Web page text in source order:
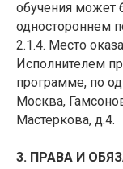
обучения может
одностороннем
2.1.4. Место
Исполнителем
программе, по
Москва,
Мастеркова, д.4.
3. ПРАВА И